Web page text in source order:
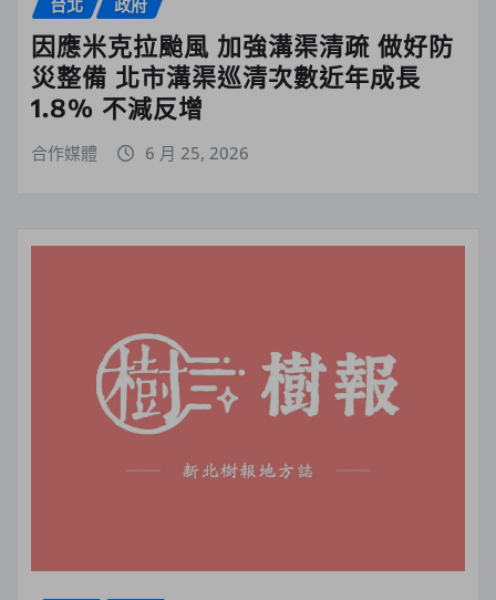
台北 政府
因應米克拉颱風 加強溝渠清疏 做好防
災整備 北市溝渠巡清次數近年成長
1.8% 不減反增
合作媒體 6 月 25, 2026